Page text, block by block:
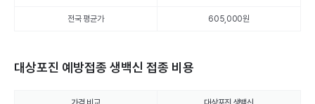
전국 평균가 605,000원
대상포진 예방접종 생백신 접종 비용